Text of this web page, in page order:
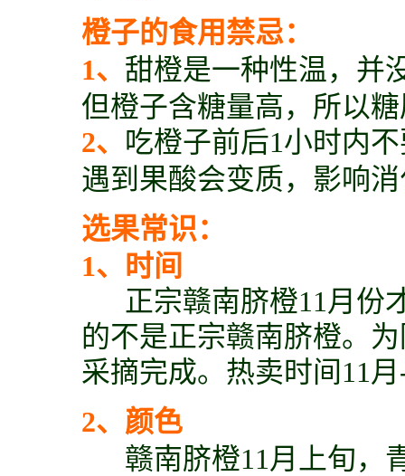
橙子的食用禁忌：
1、 甜橙是一种性温，并
但橙子含糖量高，所以
2、 吃橙子前后1小时内
遇到果酸会变质，影响
选果常识：
1、时间
正宗赣南脐橙11月份
的不是正宗赣南脐橙。
采摘完成。热卖时间11
2、颜色
赣南脐橙11月上旬，